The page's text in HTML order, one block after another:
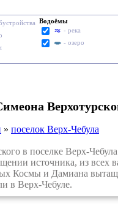
Водоёмы
- река
- озеро
» поселок Верх-Чебула
в поселке Верх-
источника, из
Космы и Дамиана
в Верх-Чебуле.